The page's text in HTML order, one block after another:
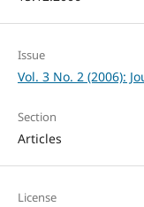
Issue
Vol. 3 No. 2 (2006):
Section
Articles
License